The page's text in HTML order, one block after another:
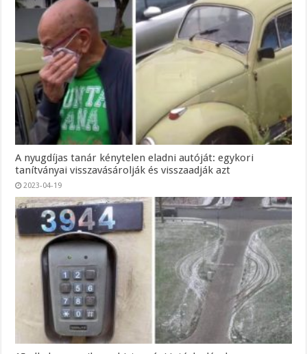
A nyugdíjas tanár kénytelen eladni autóját: egykori
tanítványai visszavásárolják és visszaadják azt
2023-04-19